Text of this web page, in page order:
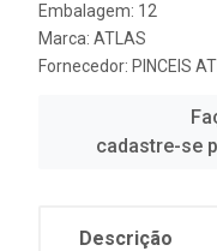
Embalagem: 12
Marca: ATLAS
Fornecedor: PINCEIS
cadastre-se
Descrição